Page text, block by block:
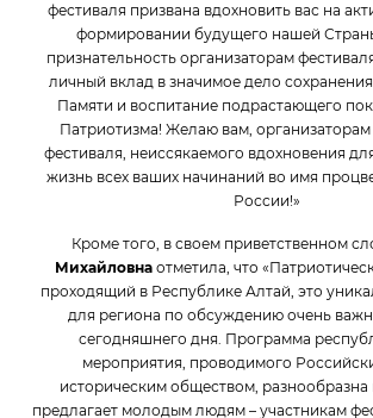
фестиваля призвана вдохновить вас на
формировании будущего нашей
признательность организаторам
личный вклад в значимое дело
Памяти и воспитание подрастающего
Патриотизма! Желаю вам, организаторам
фестиваля, неиссякаемого вдохновения
жизнь всех ваших начинаний во имя
России!»
Кроме того, в своем приветственном
Михайловнаотметила, что
проходящий в Республике Алтай, это
для региона по обсуждению очень
сегодняшнего дня. Программа
мероприятия, проводимого
историческим обществом,
предлагает молодым людям – участникам